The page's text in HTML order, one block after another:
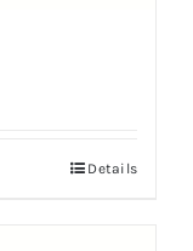
Details